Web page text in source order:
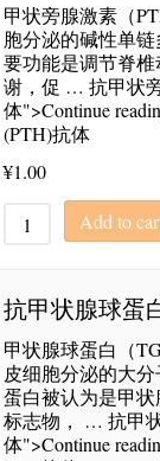
甲状旁腺激素（
胞分泌的碱性单
要功能是调节脊
谢，促 … 抗甲状
体">Continue
(PTH)抗体
¥1.00
Add to
抗甲状腺球蛋
甲状腺球蛋白（
皮细胞分泌的大
蛋白被认为是甲
标志物， … 抗甲
体">Continue